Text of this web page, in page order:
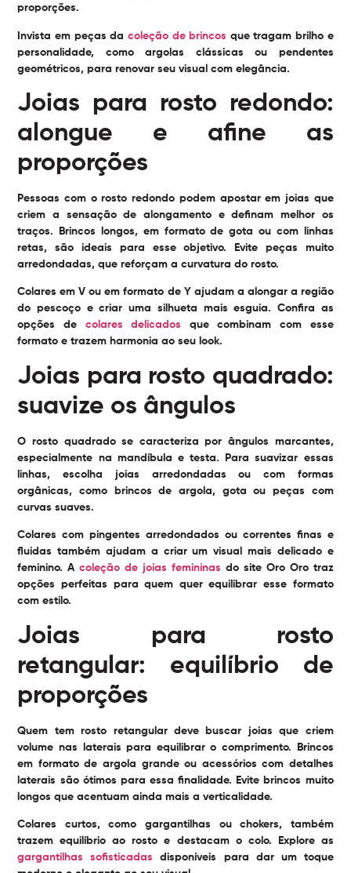
proporções.
Invista em peças da coleção de brincos que tragam brilho e
personalidade, como argolas clássicas ou pendentes
geométricos, para renovar seu visual com elegância.
Joias para rosto redondo:
alongue e afine as
proporções
Pessoas com o rosto redondo podem apostar em joias que
criem a sensação de alongamento e definam melhor os
traços. Brincos longos, em formato de gota ou com linhas
retas, são ideais para esse objetivo. Evite peças muito
arredondadas, que reforçam a curvatura do rosto.
Colares em V ou em formato de Y ajudam a alongar a região
do pescoço e criar uma silhueta mais esguia. Confira as
opções de colares delicados que combinam com esse
formato e trazem harmonia ao seu look.
Joias para rosto quadrado:
suavize os ângulos
O rosto quadrado se caracteriza por ângulos marcantes,
especialmente na mandíbula e testa. Para suavizar essas
linhas, escolha joias arredondadas ou com formas
orgânicas, como brincos de argola, gota ou peças com
curvas suaves.
Colares com pingentes arredondados ou correntes finas e
fluidas também ajudam a criar um visual mais delicado e
feminino. Acoleção de joias femininas do site Oro Oro traz
opções perfeitas para quem quer equilibrar esse formato
com estilo.
Joias para rosto
retangular: equilíbrio de
proporções
Quem tem rosto retangular deve buscar joias que criem
volume nas laterais para equilibrar o comprimento. Brincos
em formato de argola grande ou acessórios com detalhes
laterais são ótimos para essa finalidade. Evite brincos muito
longos que acentuam ainda mais a verticalidade.
Colares curtos, como gargantilhas ou chokers, também
trazem equilíbrio ao rosto e destacam o colo. Explore as
gargantilhas sofisticadas
disponíveis para dar um toque